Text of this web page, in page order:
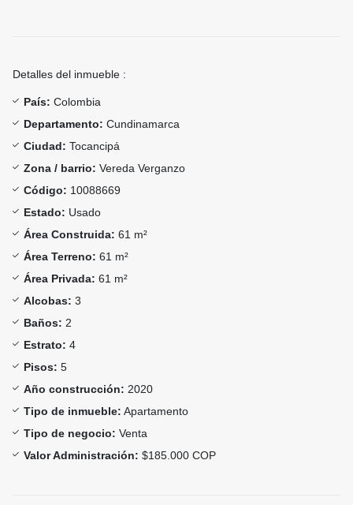
Detalles del inmueble :
País: Colombia
Departamento: Cundinamarca
Ciudad: Tocancipá
Zona / barrio: Vereda Verganzo
Código: 10088669
Estado: Usado
Área Construida: 61 m²
Área Terreno: 61 m²
Área Privada: 61 m²
Alcobas: 3
Baños: 2
Estrato: 4
Pisos: 5
Año construcción: 2020
Tipo de inmueble: Apartamento
Tipo de negocio: Venta
Valor Administración: $185.000 COP